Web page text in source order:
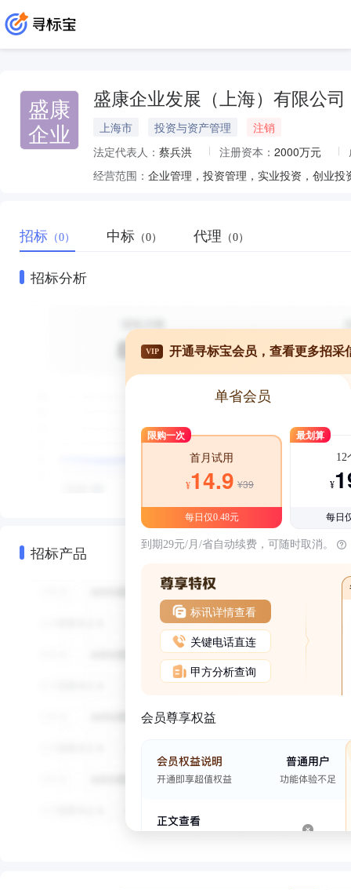
盛康
企业
盛康企业发展（上海）有限公司
上海市 投资与资产管理
注销
法定代表人： 蔡兵洪 注册资本： 2000万元
经营范围：
招标 （0） 中标 （0） 代理 （0）
招标分析
招标产品
VIP 开通寻标宝会员，查看更多招采
单省会员
限购一次
首月试用
¥14.9 ¥39
每日仅0.48元
最划算
12
¥
每日
到期29元/月/省自动续费，可随时取消。
标讯详情查看
关键电话直连
甲方分析查询
会员尊享权益